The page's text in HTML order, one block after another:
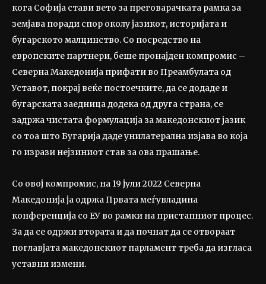
кога Софија стави вето за преговарачката рамка за
земјава поради спор околу јазикот, историјата и
бугарското малцинство. Со посредство на
европските партнери, беше пронајден компромис –
Северна Македонија прифати во Преамбулата од
Уставот, покрај веќе постоечките, да се додаде и
бугарската заедница додека од друга страна, се
задржа чистата формулација за македонскиот јазик
со тоа што Бугарија даде унилатерална изјава во која
го изрази нејзиниот став за ова прашање.
Со овој компромис, на 19 јули 2022 Северна
Македонија ја одржа Првата меѓувладина
конференција со ЕУ во рамки на пристапниот процес.
За да се одржи втората и да почнат да се отвораат
поглавјата македонскиот парламент треба да изгласа
уставни измени.